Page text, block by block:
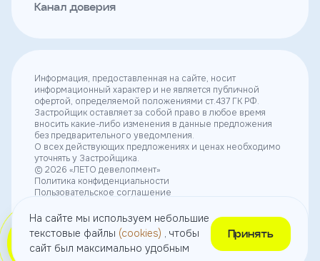
Выбрать
Канал доверия
Информация, предоставленная на сайте, носит
информационный характер и не является публичной
офертой, определяемой положениями ст.437 ГК РФ.
Застройщик оставляет за собой право в любое время
вносить какие-либо изменения в данные предложения
без предварительного уведомления.
О всех действующих предложениях и ценах необходимо
уточнять у Застройщика.
© 2026 «ЛЕТО девелопмент»
Политика конфиденциальности
Пользовательское соглашение
Согласие на использование небольших текстовых
файлов (cookies)
На сайте мы используем небольшие
текстовые файлы (cookies) , чтобы
сайт был максимально удобным
Принять